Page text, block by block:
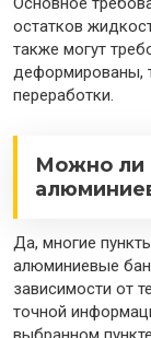
остатков
также могут
деформированы,
переработки.
Можно ли
Да, многие
алюминиевые
зависимости от
точной